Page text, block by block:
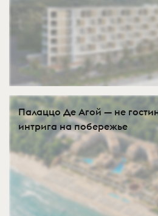
Палаццо Де Агой — не
интрига на побережье